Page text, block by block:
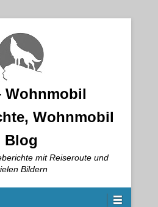
Wohnmobil
Wohnmobil
Blog
mit Reiseroute und
Bildern